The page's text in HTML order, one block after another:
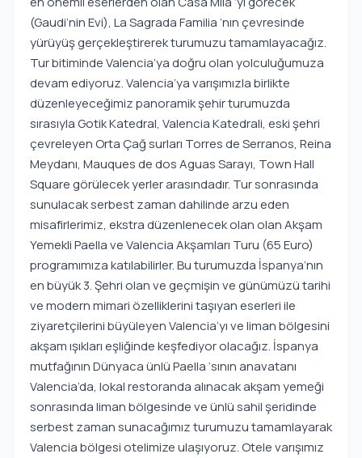
(Gaudi’nin Evi), La Sagrada Familia ‘nın çevresinde
yürüyüş gerçekleştirerek turumuzu tamamlayacağız.
Tur bitiminde Valencia’ya doğru olan yolculuğumuza
devam ediyoruz. Valencia’ya varışımızla birlikte
düzenleyeceğimiz panoramik şehir turumuzda
sırasıyla Gotik Katedral, Valencia Katedrali, eski şehri
çevreleyen Orta Çağ surları Torres de Serranos, Reina
Meydanı, Mauques de dos Aguas Sarayı, Town Hall
Square görülecek yerler arasındadır. Tur sonrasında
sunulacak serbest zaman dahilinde arzu eden
misafirlerimiz, ekstra düzenlenecek olan olan Akşam
Yemekli Paella ve Valencia Akşamları Turu (65 Euro)
programımıza katılabilirler. Bu turumuzda İspanya’nın
en büyük 3. Şehri olan ve geçmişin ve günümüzü tarihi
ve modern mimari özelliklerini taşıyan eserleri ile
ziyaretçilerini büyüleyen Valencia’yı ve liman bölgesini
akşam ışıkları eşliğinde keşfediyor olacağız. İspanya
mutfağının Dünyaca ünlü Paella ‘sının anavatanı
Valencia’da, lokal restoranda alınacak akşam yemeği
sonrasında liman bölgesinde ve ünlü sahil şeridinde
serbest zaman sunacağımız turumuzu tamamlayarak
Valencia bölgesi otelimize ulaşıyoruz. Otele varışımız